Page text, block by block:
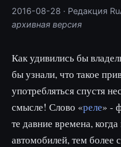
2016-08-28 · Редакция
архивная версия
Как удивились бы
бы узнали, что такое
употребляться спустя
смысле! Слово «реле» -
те давние времена,
автомобилей, тем более